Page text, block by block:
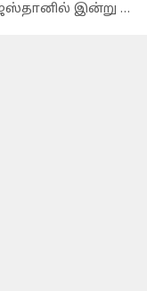
சட்டசபை தேர்தல்; ஆட்சியை பிடிக்க காங்கிரஸ், பாஜக இடையே கடும் போட்டி